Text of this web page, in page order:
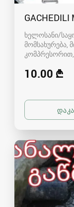
GACHEDILI
ხელოსანი/
მომსახურება,
კომპრესორით
10.00 ₾